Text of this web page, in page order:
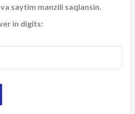
saytim manzili saqlansin.
in digits: